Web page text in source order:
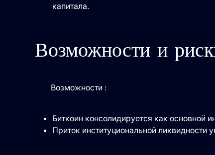
капитала.
Возможности и
Возможности :
Биткоин консолидируется как основной
Приток институциональной ликвидности